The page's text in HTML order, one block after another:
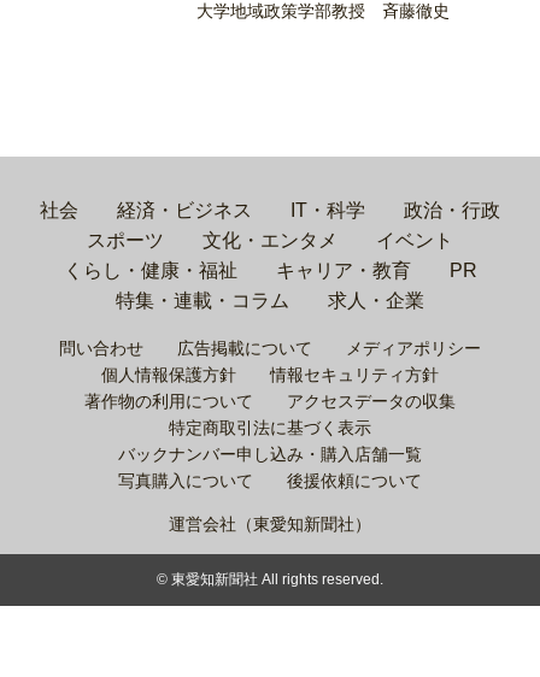
大学地域政策学部教授 斉藤徹史
社会 経済・ビジネス IT・科学
政治・行政
スポーツ
文化・エンタメ
イベント
くらし・健康・福祉
キャリア・教育
PR
特集・連載・コラム
求人・企業
問い合わせ 広告掲載について
メディアポリシー
個人情報保護方針
情報セキュリティ方針
著作物の利用について
アクセスデータの収集
特定商取引法に基づく表示
バックナンバー申し込み・購入店舗一覧
写真購入について
後援依頼について
運営会社（東愛知新聞社）
© 東愛知新聞社 All rights reserved.